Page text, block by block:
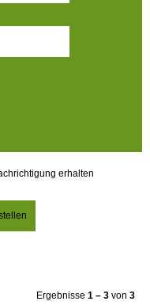
erhalten
Ergebnisse 1 – 3 von 3